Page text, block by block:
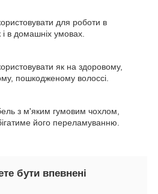
для роботи в
і в домашніх умовах.
як на здоровому,
пошкодженому волоссі.
з м'яким гумовим чохлом,
його переламуванню.
бути впевнені